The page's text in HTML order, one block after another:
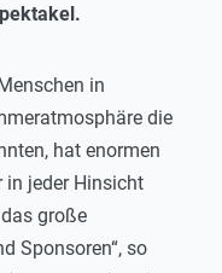
in
die
hat enormen
in jeder Hinsicht
große
Sponsoren“, so